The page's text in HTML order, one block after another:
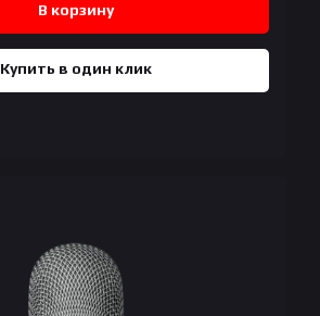
В корзину
Купить в один клик